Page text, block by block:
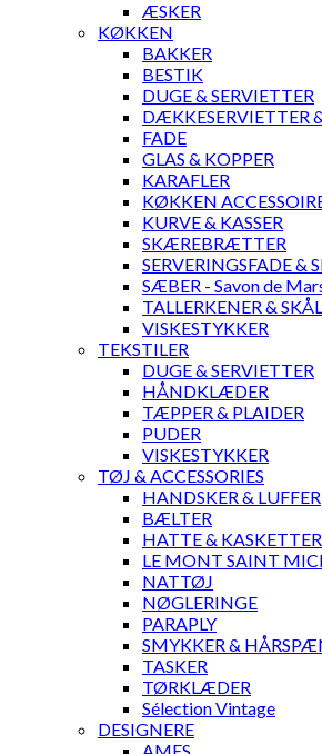
ÆSKER
KØKKEN
BAKKER
BESTIK
DUGE & SERVIETTER
DÆKKESERVIETTER
FADE
GLAS & KOPPER
KARAFLER
KØKKEN
KURVE & KASSER
SKÆREBRÆTTER
SERVERINGSFADE &
SÆBER - Savon de
TALLERKENER &
VISKESTYKKER
TEKSTILER
DUGE & SERVIETTER
HÅNDKLÆDER
TÆPPER & PLAIDER
PUDER
VISKESTYKKER
TØJ & ACCESSORIES
HANDSKER & LUFFER
BÆLTER
HATTE & KASKETTER
LE MONT SAINT
NATTØJ
NØGLERINGE
PARAPLY
SMYKKER &
TASKER
TØRKLÆDER
Sélection Vintage
DESIGNERE